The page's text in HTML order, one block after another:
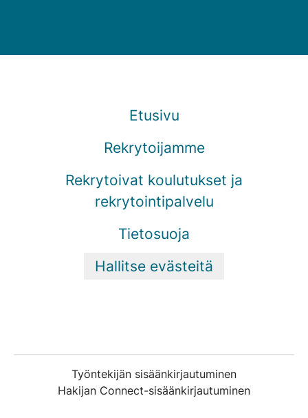
Etusivu
Rekrytoijamme
Rekrytoivat koulutukset ja
rekrytointipalvelu
Tietosuoja
Hallitse evästeitä
Työntekijän sisäänkirjautuminen
Hakijan Connect-sisäänkirjautuminen